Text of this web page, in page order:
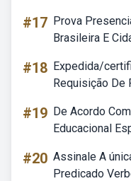
#17 Prova
Brasileira E
#18 Expedida/
Requisição De
#19 De Acordo
Educacional
#20 Assinale A
Predicado